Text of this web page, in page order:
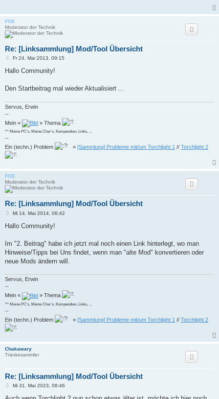
FOE
Moderator der Technik
Re: [Linksammlung] Mod/Tool Übersicht
B
i
a
Fr 24. Mai 2013, 09:15
Hallo Community!
Den Startbeitrag mal wieder Aktualisiert ...
Servus, Erwin
--
Mein «
» Thema
^^ Meine PC's, Meine Char's, Kompendien, Links, ...
--
Ein (techn.) Problem
» [Sammlung] Probleme mit/um Torchlight 1 // Torchlight 2
FOE
Moderator der Technik
Re: [Linksammlung] Mod/Tool Übersicht
B
i
a
Mi 14. Mai 2014, 06:42
Hallo Community!
Im "2. Beitrag" habe ich jetzt mal noch einen Link hinterlegt, wo man
Hinweise/Tipps bei Uns findet, wenn man "alte Mod" konvertieren oder
neue Mods ändern will.
Servus, Erwin
--
Mein «
» Thema
^^ Meine PC's, Meine Char's, Kompendien, Links, ...
--
Ein (techn.) Problem
» [Sammlung] Probleme mit/um Torchlight 1 // Torchlight 2
Chakawary
Tränkesammler
Re: [Linksammlung] Mod/Tool Übersicht
BMi 31. Mai 2023, 08:46